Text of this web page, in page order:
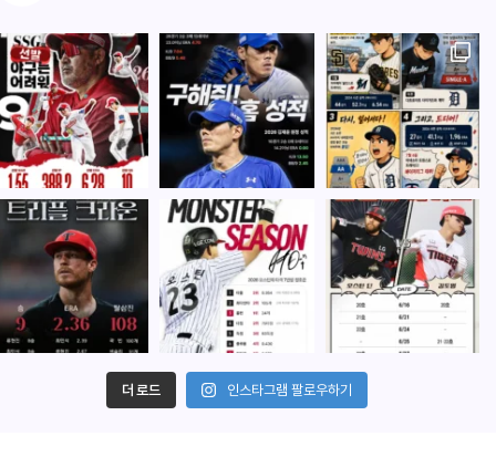
더 로드 인스타그램 팔로우하기